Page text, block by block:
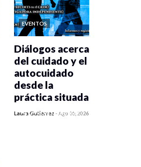
EVENTOS
0 veces compartido
Diálogos acerca
del cuidado y el
autocuidado
desde la
práctica situada
Laura Gutiérrez -Ago 05, 2026